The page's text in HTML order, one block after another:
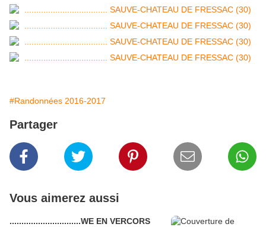
#Randonnées 2016-2017
Partager
Vous aimerez aussi
..............................WE EN VERCORS